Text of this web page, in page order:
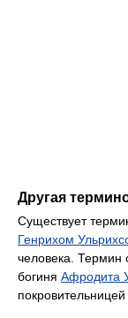
Другая
Существует
Генрихом
человека. Термин
богиня Афродита